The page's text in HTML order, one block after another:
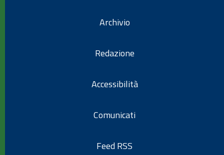
Archivio
Redazione
Accessibilità
Comunicati
Feed RSS